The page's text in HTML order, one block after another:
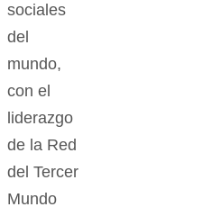
sociales
del
mundo,
con el
liderazgo
de la Red
del Tercer
Mundo